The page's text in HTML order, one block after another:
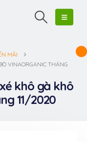
MÃI
VINAORGANIC THÁNG
khô gà khô
11/2020